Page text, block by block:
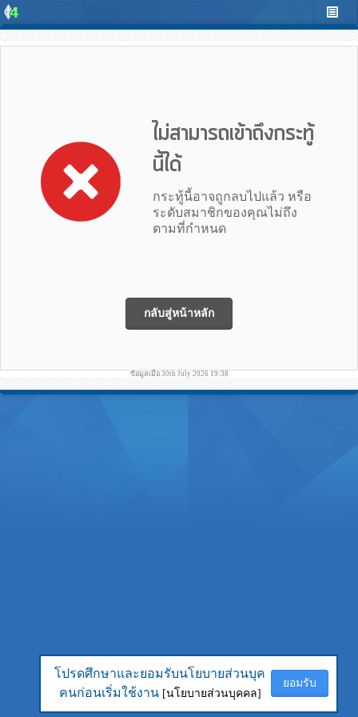
โปรดศึกษาและยอมรับนโยบายส่วนบุค
คนก่อนเริ่มใช้งาน [นโยบายส่วนบุคคล]
ยอมรับ
ไม่สามารถเข้าถึงกระทู้
นี้ได้
กระทู้นี้อาจถูกลบไปแล้ว หรือ
ระดับสมาชิกของคุณไม่ถึง
ตามที่กำหนด
กลับสู่หน้าหลัก
ข้อมูลเมื่อ 30th July 2026 19:38
โปรดศึกษาและยอมรับนโยบายส่วนบุค
คนก่อนเริ่มใช้งาน [นโยบายส่วนบุคคล]
ยอมรับ